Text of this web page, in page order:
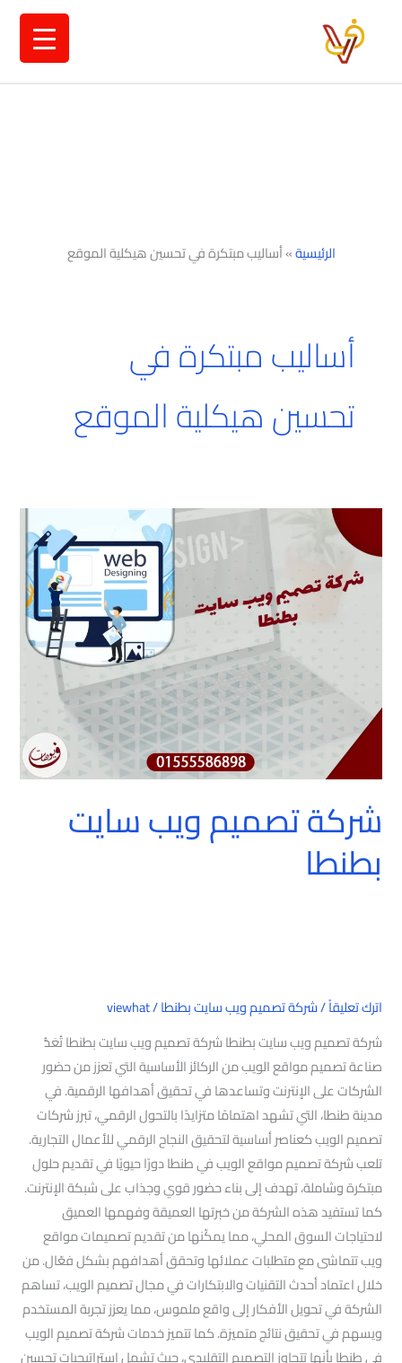
الرئيسية»أساليب مبتكرة في تحسين هيكلية الموقع
أساليب مبتكرة في
تحسين هيكلية الموقع
شركة تصميم ويب سايت
بطنطا
اترك تعليقاً/شركة تصميم ويب سايت بطنطا/
viewhat
شركة تصميم ويب سايت بطنطا شركة تصميم ويب سايت بطنطا تُعَدُّ
صناعة تصميم مواقع الويب من الركائز الأساسية التي تعزز من حضور
الشركات على الإنترنت وتساعدها في تحقيق أهدافها الرقمية. في
مدينة طنطا، التي تشهد اهتمامًا متزايدًا بالتحول الرقمي، تبرز شركات
تصميم الويب كعناصر أساسية لتحقيق النجاح الرقمي للأعمال التجارية.
تلعب شركة تصميم مواقع الويب في طنطا دورًا حيويًا في تقديم حلول
مبتكرة وشاملة، تهدف إلى بناء حضور قوي وجذاب على شبكة الإنترنت.
كما تستفيد هذه الشركة من خبرتها العميقة وفهمها العميق
لاحتياجات السوق المحلي، مما يمكّنها من تقديم تصميمات مواقع
ويب تتماشى مع متطلبات عملائها وتحقق أهدافهم بشكل فعّال. من
خلال اعتماد أحدث التقنيات والابتكارات في مجال تصميم الويب، تساهم
الشركة في تحويل الأفكار إلى واقع ملموس، مما يعزز تجربة المستخدم
ويسهم في تحقيق نتائج متميزة. كما تتميز خدمات شركة تصميم الويب
في طنطا بأنها تتجاوز التصميم التقليدي، حيث تشمل استراتيجيات تحسين
تصميم
سايت